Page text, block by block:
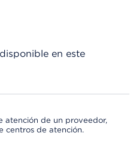
en este
atención de un proveedor,
centros de atención.